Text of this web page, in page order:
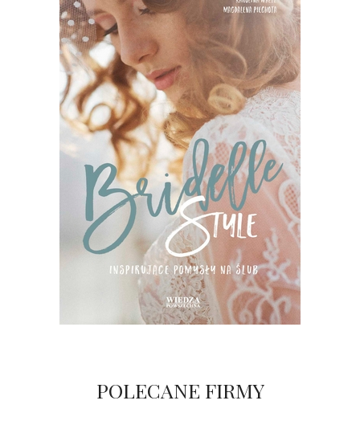
POLECANE FIRMY